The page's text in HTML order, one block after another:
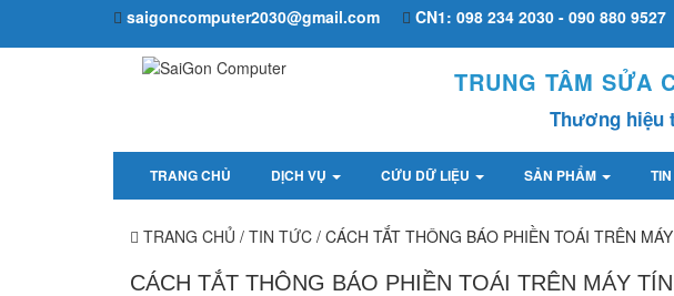
saigoncomputer2030@gmail.com CN1: 098 234 2030 - 090 880 9527
TRUNG TÂM SỬA
Thương hiệu
TRANG CHỦ DỊCH VỤ CỨU DỮ LIỆU SẢN PHẨM
TRANG CHỦ / TIN TỨC / CÁCH TẮT THÔNG BÁO PHIỀN TOÁI TRÊN
CÁCH TẮT THÔNG BÁO PHIỀN TOÁI TRÊN MÁY